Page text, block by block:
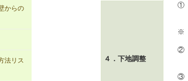
（トラ
・数量
強（屋
する遮
（床下
からの
ード
ートの
法リス
４．下地調整
①
※
②
③